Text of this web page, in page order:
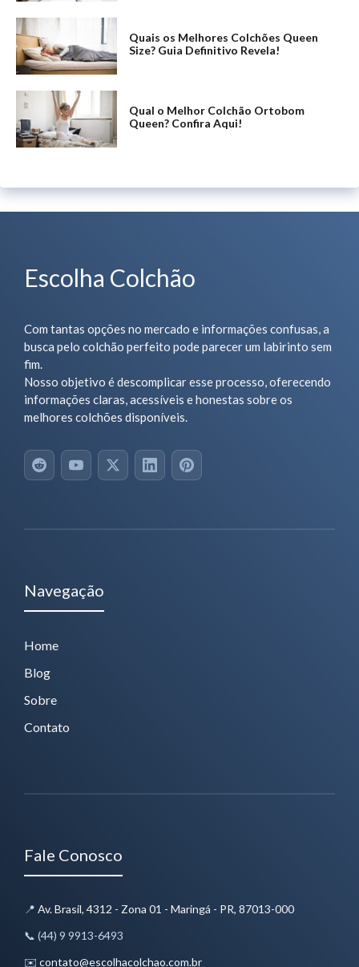
Quais os Melhores Colchões Queen
Size? Guia Definitivo Revela!
Qual o Melhor Colchão Ortobom
Queen? Confira Aqui!
Escolha Colchão
Com tantas opções no mercado e informações confusas, a
busca pelo colchão perfeito pode parecer um labirinto sem
fim.
Nosso objetivo é descomplicar esse processo, oferecendo
informações claras, acessíveis e honestas sobre os
melhores colchões disponíveis.
Navegação
Home
Blog
Sobre
Contato
Fale Conosco
📍 Av. Brasil, 4312 - Zona 01 - Maringá - PR, 87013-000
📞 (44) 9 9913-6493
✉️ contato@escolhacolchao.com.br